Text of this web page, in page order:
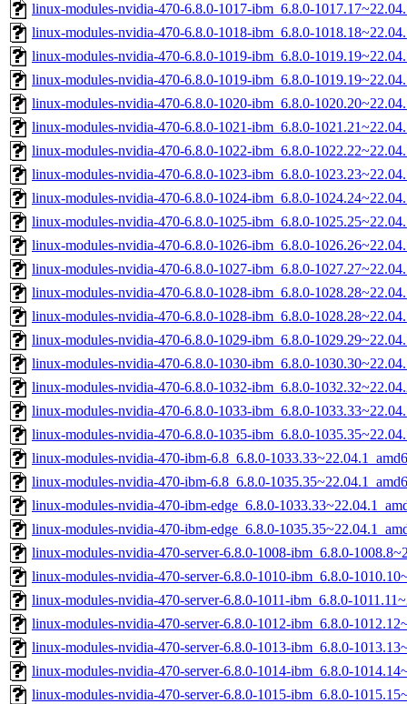
linux-modules-nvidia-470-6.8.0-1017-ibm_6.8.0-
linux-modules-nvidia-470-6.8.0-1018-ibm_6.8.0-
linux-modules-nvidia-470-6.8.0-1019-ibm_6.8.0-
linux-modules-nvidia-470-6.8.0-1019-ibm_6.8.0-
linux-modules-nvidia-470-6.8.0-1020-ibm_6.8.0-
linux-modules-nvidia-470-6.8.0-1021-ibm_6.8.0-
linux-modules-nvidia-470-6.8.0-1022-ibm_6.8.0-
linux-modules-nvidia-470-6.8.0-1023-ibm_6.8.0-
linux-modules-nvidia-470-6.8.0-1024-ibm_6.8.0-
linux-modules-nvidia-470-6.8.0-1025-ibm_6.8.0-
linux-modules-nvidia-470-6.8.0-1026-ibm_6.8.0-
linux-modules-nvidia-470-6.8.0-1027-ibm_6.8.0-
linux-modules-nvidia-470-6.8.0-1028-ibm_6.8.0-
linux-modules-nvidia-470-6.8.0-1028-ibm_6.8.0-
linux-modules-nvidia-470-6.8.0-1029-ibm_6.8.0-
linux-modules-nvidia-470-6.8.0-1030-ibm_6.8.0-
linux-modules-nvidia-470-6.8.0-1032-ibm_6.8.0-
linux-modules-nvidia-470-6.8.0-1033-ibm_6.8.0-
linux-modules-nvidia-470-6.8.0-1035-ibm_6.8.0-
linux-modules-nvidia-470-ibm-6.8_6.8.0-
linux-modules-nvidia-470-ibm-6.8_6.8.0-
linux-modules-nvidia-470-ibm-edge_6.8.0-
linux-modules-nvidia-470-ibm-edge_6.8.0-
linux-modules-nvidia-470-server-6.8.0-1008-ibm_6.8.0-
linux-modules-nvidia-470-server-6.8.0-1010-ibm_6.8.0-
linux-modules-nvidia-470-server-6.8.0-1011-ibm_6.8.0-
linux-modules-nvidia-470-server-6.8.0-1012-ibm_6.8.0-
linux-modules-nvidia-470-server-6.8.0-1013-ibm_6.8.0-
linux-modules-nvidia-470-server-6.8.0-1014-ibm_6.8.0-
linux-modules-nvidia-470-server-6.8.0-1015-ibm_6.8.0-